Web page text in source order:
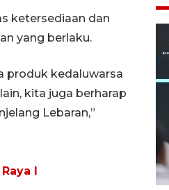
ketersediaan dan
yang berlaku.
produk kedaluwarsa
kita juga berharap
Lebaran,”
I